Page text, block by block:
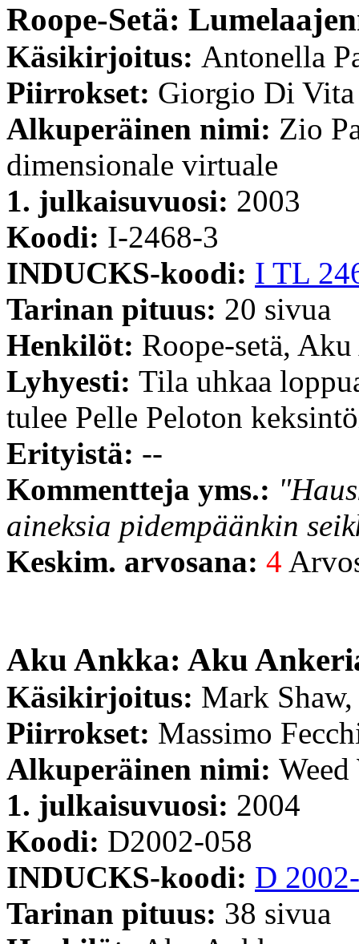
Roope-Setä:
Käsikirjoitus: Antonella
Piirrokset: Giorgio Di Vita
Alkuperäinen nimi: Zio
dimensionale virtuale
1. julkaisuvuosi: 2003
Koodi: I-2468-3
INDUCKS-koodi: I TL
Tarinan pituus: 20 sivua
Henkilöt: Roope-setä,
Lyhyesti: Tila uhkaa
tulee Pelle Peloton
Erityistä: --
Kommentteja yms.:
aineksia pidempäänkin
Keskim. arvosana: 4
Aku Ankka: Aku
Käsikirjoitus: Mark
Piirrokset: Massimo
Alkuperäinen nimi:
1. julkaisuvuosi: 2004
Koodi: D2002-058
INDUCKS-koodi: D
Tarinan pituus: 38 sivua